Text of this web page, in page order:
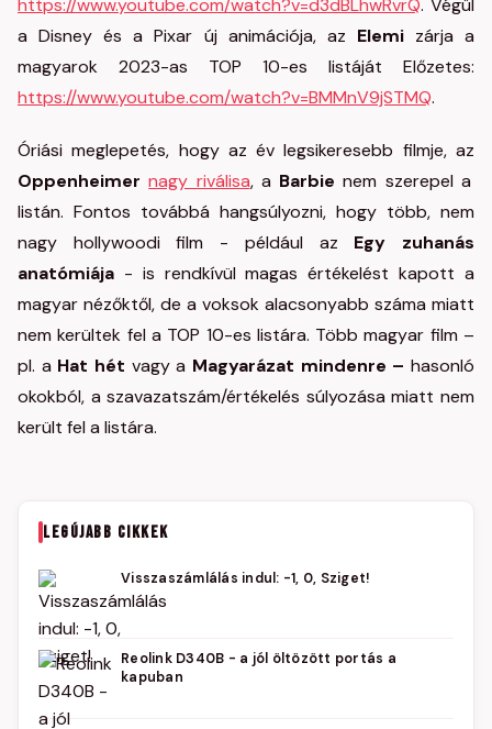
https://www.youtube.com/watch?v=d3dBLhwRvrQ. Végül
a Disney és a Pixar új animációja, az Elemizárja a
magyarok 2023-as TOP 10-es listáját Előzetes:
https://www.youtube.com/watch?v=BMMnV9jSTMQ.
Óriási meglepetés, hogy az év legsikeresebb filmje, az
Oppenheimernagy riválisa, aBarbienem szerepel a
listán. Fontos továbbá hangsúlyozni, hogy több, nem
nagy hollywoodi film - például az Egy zuhanás
anatómiája - is rendkívül magas értékelést kapott a
magyar nézőktől, de a voksok alacsonyabb száma miatt
nem kerültek fel a TOP 10-es listára. Több magyar film –
pl. a Hat hét vagy a Magyarázat mindenre –hasonló
okokból, a szavazatszám/értékelés súlyozása miatt nem
került fel a listára.
LEGÚJABB CIKKEK
Visszaszámlálás indul: -1, 0, Sziget!
Reolink D340B - a jól öltözött portás a
kapuban